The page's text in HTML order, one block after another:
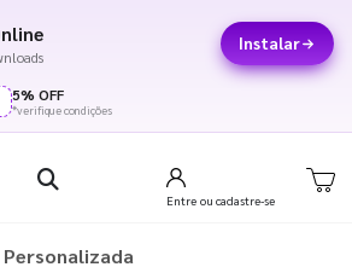
Instalar
5% OFF
*verifique condições
Entre ou cadastre-se